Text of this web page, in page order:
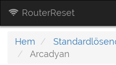
RouterReset
Hem
Arcadyan